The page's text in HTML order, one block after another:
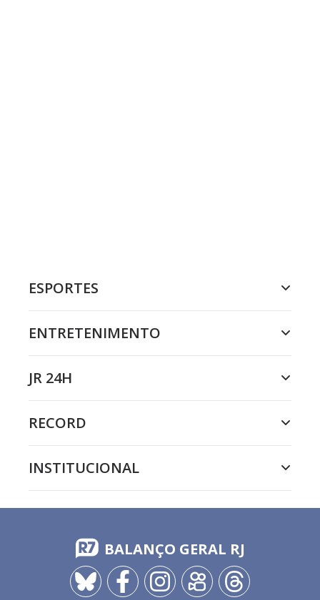
ESPORTES
ENTRETENIMENTO
JR 24H
RECORD
INSTITUCIONAL
BALANÇO GERAL RJ